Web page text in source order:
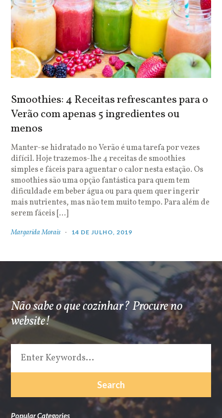
Smoothies: 4 Receitas refrescantes para o
Verão com apenas 5 ingredientes ou
menos
Manter-se hidratado no Verão é uma tarefa por vezes
difícil. Hoje trazemos-lhe 4 receitas de smoothies
simples e fáceis para aguentar o calor nesta estação. Os
smoothies são uma opção fantástica para quem tem
dificuldade em beber água ou para quem quer ingerir
mais nutrientes, mas não tem muito tempo. Para além de
serem fáceis […]
Margarida Morais 14 DE JULHO, 2019
Não sabe o que cozinhar? Procure no
website!
Popular Categories